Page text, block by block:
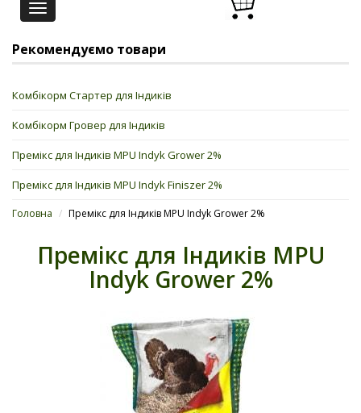
Toggle
navigation
Рекомендуємо товари
Комбікорм Стартер для Індиків
Комбікорм Гровер для Індиків
Премікс для Індиків MPU Indyk Grower 2%
Премікс для Індиків MPU Indyk Finiszer 2%
Головна / Премікс для Індиків MPU Indyk Grower 2%
Премікс для Індиків MPU
Indyk Grower 2%